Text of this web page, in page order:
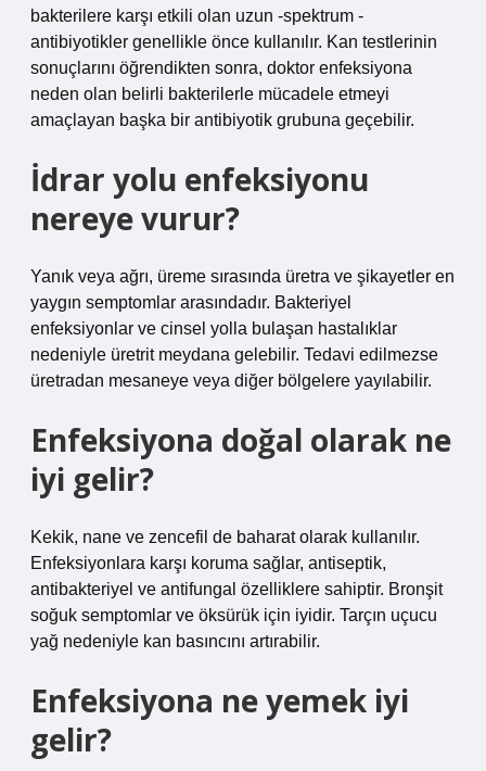
bakterilere karşı etkili olan uzun -spektrum -
antibiyotikler genellikle önce kullanılır. Kan testlerinin
sonuçlarını öğrendikten sonra, doktor enfeksiyona
neden olan belirli bakterilerle mücadele etmeyi
amaçlayan başka bir antibiyotik grubuna geçebilir.
İdrar yolu enfeksiyonu
nereye vurur?
Yanık veya ağrı, üreme sırasında üretra ve şikayetler en
yaygın semptomlar arasındadır. Bakteriyel
enfeksiyonlar ve cinsel yolla bulaşan hastalıklar
nedeniyle üretrit meydana gelebilir. Tedavi edilmezse
üretradan mesaneye veya diğer bölgelere yayılabilir.
Enfeksiyona doğal olarak ne
iyi gelir?
Kekik, nane ve zencefil de baharat olarak kullanılır.
Enfeksiyonlara karşı koruma sağlar, antiseptik,
antibakteriyel ve antifungal özelliklere sahiptir. Bronşit
soğuk semptomlar ve öksürük için iyidir. Tarçın uçucu
yağ nedeniyle kan basıncını artırabilir.
Enfeksiyona ne yemek iyi
gelir?